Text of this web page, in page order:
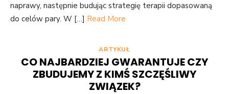
naprawy, następnie budując strategię terapii dopasowaną
do celów pary. W […] Read More
ARTYKUŁ
CO NAJBARDZIEJ GWARANTUJE CZY
ZBUDUJEMY Z KIMŚ SZCZĘŚLIWY
ZWIĄZEK?